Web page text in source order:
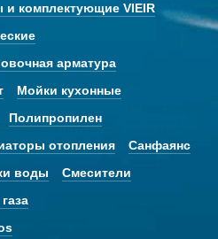
и комплектующие VIEIR
арматура
Мойки кухонные
Полипропилен
отопления
Санфаянс
воды
Смесители